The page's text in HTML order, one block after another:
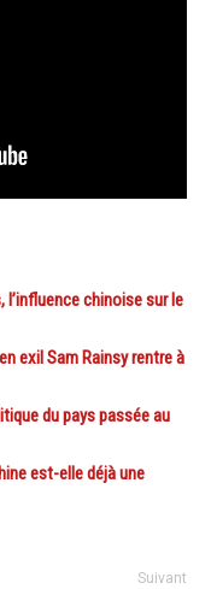
l’influence chinoise sur le
exil Sam Rainsy rentre à
du pays passée au
est-elle déjà une
Suivant